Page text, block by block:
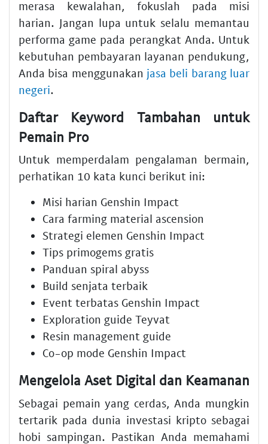
merasa kewalahan, fokuslah pada misi
harian. Jangan lupa untuk selalu memantau
performa game pada perangkat Anda. Untuk
kebutuhan pembayaran layanan pendukung,
Anda bisa menggunakan jasa beli barang luar
negeri.
Daftar Keyword Tambahan untuk
Pemain Pro
Untuk memperdalam pengalaman bermain,
perhatikan 10 kata kunci berikut ini:
Misi harian Genshin Impact
Cara farming material ascension
Strategi elemen Genshin Impact
Tips primogems gratis
Panduan spiral abyss
Build senjata terbaik
Event terbatas Genshin Impact
Exploration guide Teyvat
Resin management guide
Co-op mode Genshin Impact
Mengelola Aset Digital dan Keamanan
Sebagai pemain yang cerdas, Anda mungkin
tertarik pada dunia investasi kripto sebagai
hobi sampingan. Pastikan Anda memahami